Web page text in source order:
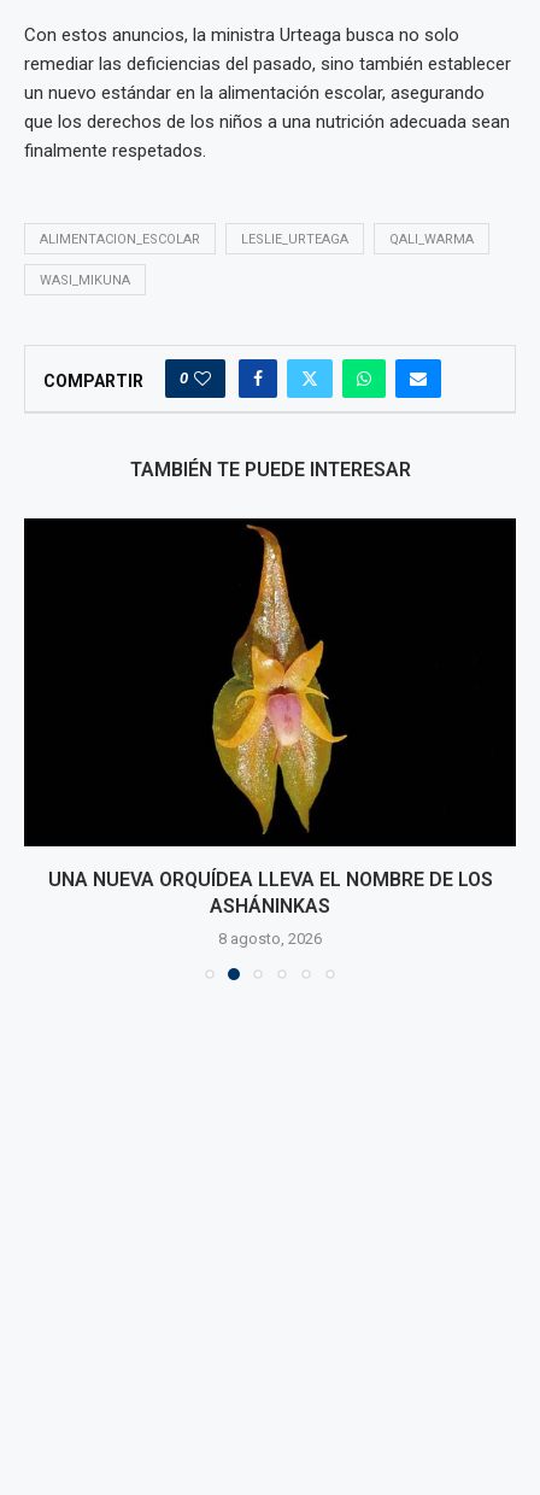
Con estos anuncios, la ministra Urteaga busca no solo
remediar las deficiencias del pasado, sino también establecer
un nuevo estándar en la alimentación escolar, asegurando
que los derechos de los niños a una nutrición adecuada sean
finalmente respetados.
ALIMENTACION_ESCOLAR LESLIE_URTEAGA QALI_WARMA
WASI_MIKUNA
COMPARTIR 0
TAMBIÉN TE PUEDE INTERESAR
UNA NUEVA ORQUÍDEA LLEVA EL NOMBRE DE LOS
ASHÁNINKAS
8 agosto, 2026